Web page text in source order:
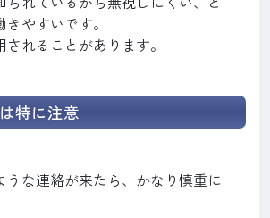
やすいです。
れることがあります。
特に注意
うな連絡が来たら、かなり慎重に